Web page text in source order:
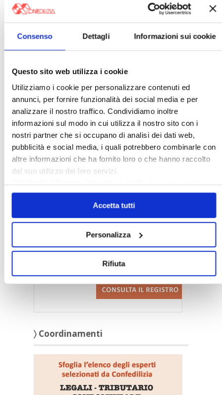
Consenso Dettagli Informazioni sui cookie
Questo sito web utilizza i cookie
Utilizziamo i cookie per personalizzare contenuti ed
annunci, per fornire funzionalità dei social media e per
analizzare il nostro traffico. Condividiamo inoltre
informazioni sul modo in cui utilizza il nostro sito con i
nostri partner che si occupano di analisi dei dati web,
pubblicità e social media, i quali potrebbero combinarle con
altre informazioni che ha fornito loro o che hanno raccolto
dal suo utilizzo dei loro servizi.
Chiudendo il banner cliccando sullaXverranno accettati
solo i cookie necessari.
Accetta tutti
Personalizza
Rifiuta
〉 affittocasa.info
a gestire ogni aspetto del tuo contratto di
locazione, visitaaffittocasa.info
〉 Amministratori
〉 Coordinamenti